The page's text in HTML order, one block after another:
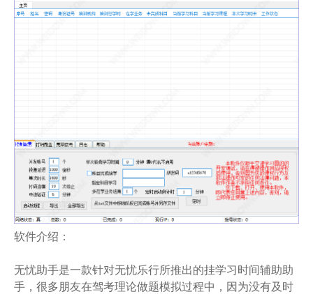
软件介绍：
无忧助手是一款针对无忧乐行所推出的挂学习时间辅助助
手，很多朋友在驾考理论做题模拟过程中，因为没有及时